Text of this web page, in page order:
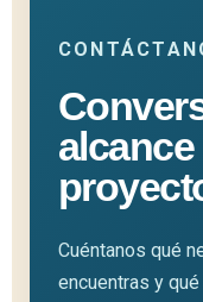
Cuéntanos qué
encuentras y